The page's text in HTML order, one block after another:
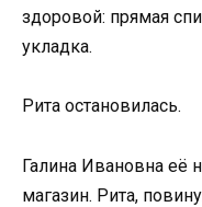
здоровой: прямая
укладка.
Рита остановилась.
Галина Ивановна её
магазин. Рита,